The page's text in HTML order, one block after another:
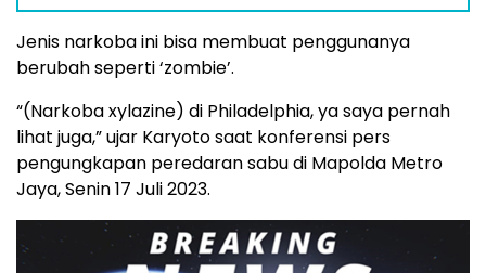
Jenis narkoba ini bisa membuat penggunanya
berubah seperti ‘zombie’.
“(Narkoba xylazine) di Philadelphia, ya saya pernah
lihat juga,” ujar Karyoto saat konferensi pers
pengungkapan peredaran sabu di Mapolda Metro
Jaya, Senin 17 Juli 2023.